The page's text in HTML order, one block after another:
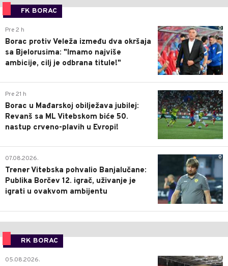
FK BORAC
0
Pre 2 h
Borac protiv Veleža između dva okršaja
sa Bjelorusima: "Imamo najviše
ambicije, cilj je odbrana titule!"
0
Pre 21 h
Borac u Mađarskoj obilježava jubilej:
Revanš sa ML Vitebskom biće 50.
nastup crveno-plavih u Evropi!
0
07.08.2026.
Trener Vitebska pohvalio Banjalučane:
Publika Borčev 12. igrač, uživanje je
igrati u ovakvom ambijentu
RK BORAC
0
05.08.2026.